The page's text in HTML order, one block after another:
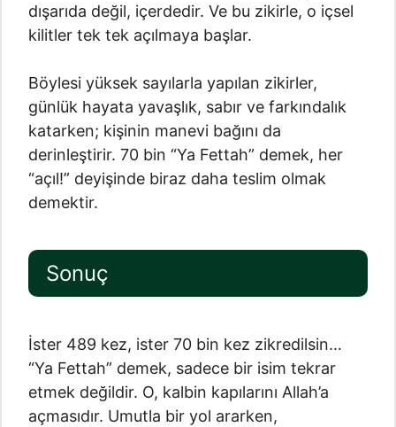
dışarıda değil, içerdedir. Ve bu zikirle, o içsel
kilitler tek tek açılmaya başlar.
Böylesi yüksek sayılarla yapılan zikirler,
günlük hayata yavaşlık, sabır ve farkındalık
katarken; kişinin manevi bağını da
derinleştirir. 70 bin “Ya Fettah” demek, her
“açıl!” deyişinde biraz daha teslim olmak
demektir.
Sonuç
İster 489 kez, ister 70 bin kez zikredilsin…
“Ya Fettah” demek, sadece bir isim tekrar
etmek değildir. O, kalbin kapılarını Allah’a
açmasıdır. Umutla bir yol ararken,